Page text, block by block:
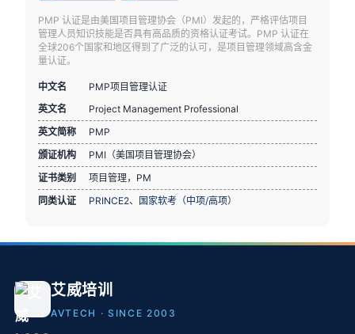
PMP 认证是由美国项目管理协会（PMI）发起的，严格评估项目
管理人员知识技能是否具有高品质的资格认证考试。PMP 认证在
全球206个国家和地区得到了广泛的认可，是项目管理领域高含金
量认证。
中文名
PMP项目管理认证
英文名
Project Management Professional
英文简称
PMP
颁证机构
PMI（美国项目管理协会）
证书类别
项目管理，PM
同类认证
PRINCE2、 国家软考（中项/高项）
艾威培训
AVTECH · SINCE 2003